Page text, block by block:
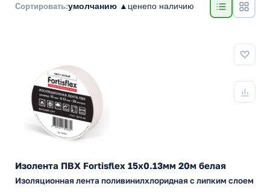
Сортировать:умолчанию ▲ ценепо наличию
Изолента ПВХ Fortisflex 15x0.13мм 20м белая
Изоляционная лента поливинилхлоридная с липким слоем